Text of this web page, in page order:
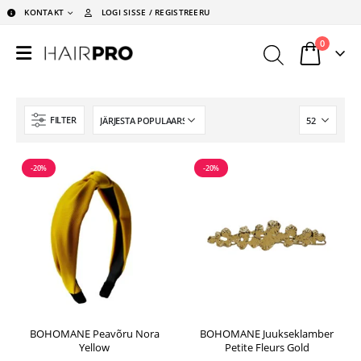
KONTAKT LOGI SISSE / REGISTREERU
0
FILTER
-20%
BOHOMANE Peavõru Nora
Yellow
-20%
BOHOMANE Juukseklamber
Petite Fleurs Gold